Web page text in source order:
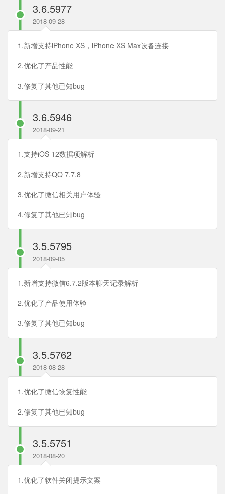
3.6.5977
2018-09-28
1.新增支持iPhone XS，iPhone XS Max设备连接
2.优化了产品性能
3.修复了其他已知bug
3.6.5946
2018-09-21
1.支持iOS 12数据项解析
2.新增支持QQ 7.7.8
3.优化了微信相关用户体验
4.修复了其他已知bug
3.5.5795
2018-09-05
1.新增支持微信6.7.2版本聊天记录解析
2.优化了产品使用体验
3.修复了其他已知bug
3.5.5762
2018-08-28
1.优化了微信恢复性能
2.修复了其他已知bug
3.5.5751
2018-08-20
1.优化了软件关闭提示文案